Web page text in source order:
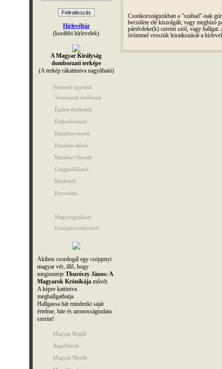
Hírlevéltár
(korábbi hírlevelek)
A Magyar Királyság
domborzati terképe
(A terkép rákattintva nagyítható)
Nemzeti ügyeink
Természeti értékeink
Épített értékeink
Étökművészet
Hazafias versek
Hazafias dalok
Hazafias Operák
Csüggedőknek
Kitekintő
Panoráma
Magyargyalázat
Elhallgatott népírtások
Akiben csordogál egy csöppnyi
magyar vér, illő, hogy
megismerjeThuróczy János: A
Magyarok Krónikája művét.
A képre kattintva
meghallgathatja.
Hallgassa hát mindenki saját
értelme, hite és azonosságtudata
szerint!
Magyar Regék
Regefilmek
Magyar Mesék
Csonkországunkban a "szabad"-nak
becsülete elé kiszolgált, vagy megbízó
pártérdeke(k) szerint szól, vagy
örömmel vesszük leiratkozását a